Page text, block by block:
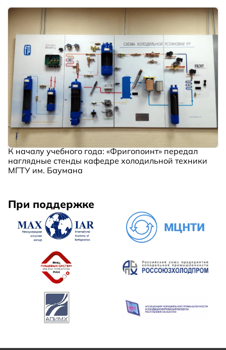
К началу учебного года: «Фригопоинт» передал
наглядные стенды кафедре холодильной техники
МГТУ им. Баумана
При поддержке